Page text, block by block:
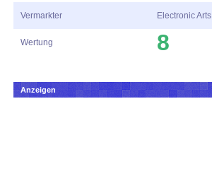
Vermarkter Electronic Arts
Wertung 8
Anzeigen